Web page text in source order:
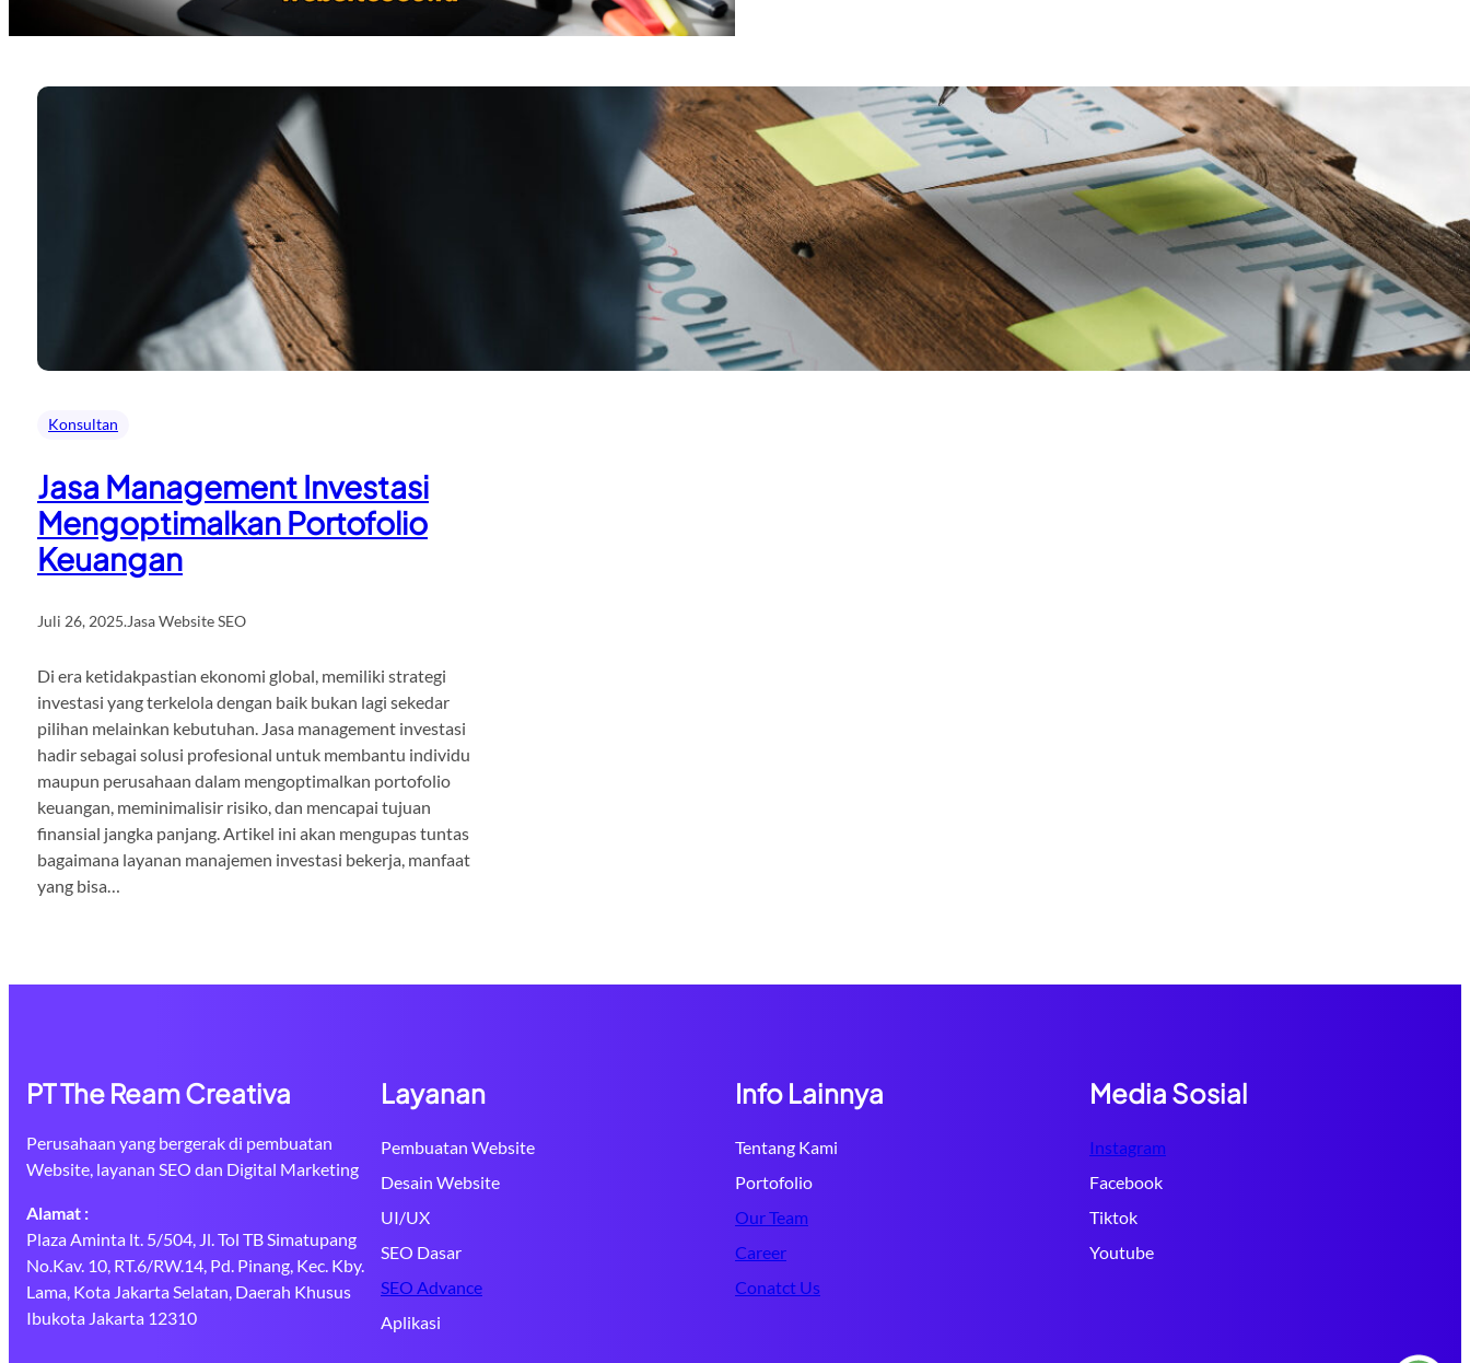
Konsultan
Jasa Management Investasi
Mengoptimalkan Portofolio
Keuangan
Juli 26, 2025.Jasa Website SEO
Di era ketidakpastian ekonomi global, memiliki strategi
investasi yang terkelola dengan baik bukan lagi sekedar
pilihan melainkan kebutuhan. Jasa management investasi
hadir sebagai solusi profesional untuk membantu individu
maupun perusahaan dalam mengoptimalkan portofolio
keuangan, meminimalisir risiko, dan mencapai tujuan
finansial jangka panjang. Artikel ini akan mengupas tuntas
bagaimana layanan manajemen investasi bekerja, manfaat
yang bisa…
PT The Ream Creativa
Perusahaan yang bergerak di pembuatan
Website, layanan SEO dan Digital Marketing
Alamat :
Plaza Aminta lt. 5/504, Jl. Tol TB Simatupang
No.Kav. 10, RT.6/RW.14, Pd. Pinang, Kec. Kby.
Lama, Kota Jakarta Selatan, Daerah Khusus
Ibukota Jakarta 12310
Layanan
Pembuatan Website
Desain Website
UI/UX
SEO Dasar
SEO Advance
Aplikasi
Info Lainnya
Tentang Kami
Portofolio
Our Team
Career
Conatct Us
Media Sosial
Instagram
Facebook
Tiktok
Youtube